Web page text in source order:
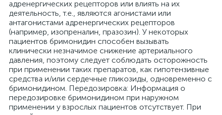
адренергических рецепторов или влиять на их
деятельность, т.е., являются агонистами или
антагонистами адренергических рецепторов
(например, изопреналин, празозин). У некоторых
пациентов бримонидин способен вызывать
клинически незначимое снижение артериального
давления, поэтому следует соблюдать осторожность
при применении таких препаратов, как гипотензивные
средства и/или сердечные гликозиды, одновременно с
бримонидином. Передозировка: Информация о
передозировке бримонидином при наружном
применении у взрослых пациентов отсутствует. При